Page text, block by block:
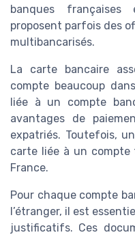
banques
proposent parfois des
multibancarisés.
La carte bancaire
compte beaucoup
liée à un compte
avantages de
expatriés. Toutefois,
carte liée à un compte
France.
Pour chaque compte
l’étranger, il est
justificatifs. Ces